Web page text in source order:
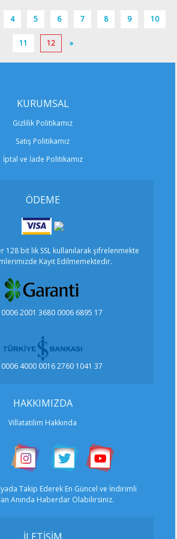
Villa Ela
Haftalık 19000 ₺
Villa Merak
Villa Naz
kalkan kalamar., Kalkan, Antalya
Villa Sezin
üzümlü. mah, Kalkan, Antalya
Haftalık 4250 ₺
üzümlü. mah, Kalkan, Antalya
4 5 6 7 8 9 10
11 12 »
KURUMSAL
Gizlilik Politikamız
Satış Politikamız
İptal ve İade Politikamız
ÖDEME
128 bit lik SSL kullanılarak şifrelenmekte
Kayıt Edilmemektedir.
0006 2001 3680 0006 6895 17
0006 4000 0016 2760 1041 37
HAKKIMIZDA
Villatatilim Hakkında
Takip Ederek En Güncel ve İndirimli
Anında Haberdar Olabilirsiniz.